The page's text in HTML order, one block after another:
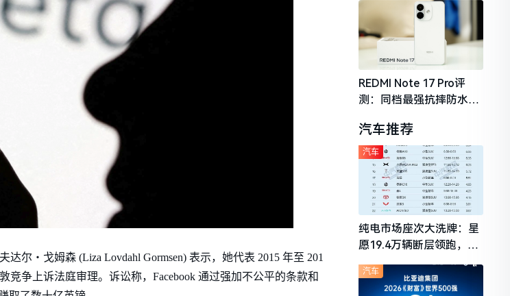
尔・戈姆森 (Liza Lovdahl Gormsen) 表示，她代表 2015 年至 201
竞争上诉法庭审理。诉讼称，Facebook 通过强加不公平的条款和
REDMI Note 17 Pro评
测：同档最强抗摔防水，
守门员
汽车推荐
纯电市场座次大洗牌：星
愿19.4万辆断层领跑，理
想i6成最强黑马
汽车
汽车